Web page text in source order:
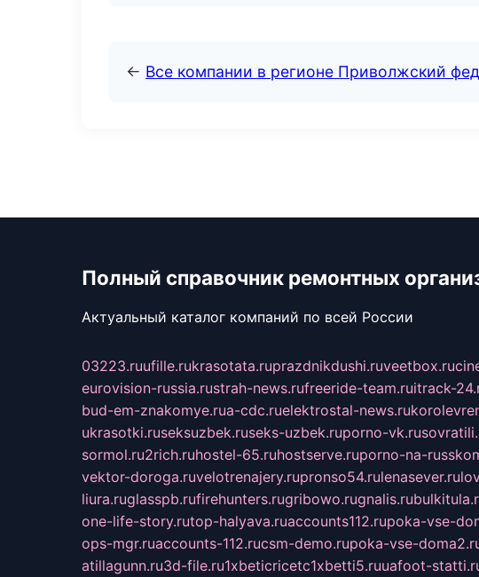
← Все компании в регионе Приволжский
Полный справочник ремонтных
Актуальный каталог компаний по всей России
03223.ruufille.rukrasotata.ruprazdnikdushi.ruveetbox.ru
eurovision-russia.rustrah-news.rufreeride-team.ruitrack-
bud-em-znakomye.rua-cdc.ruelektrostal-news.ru
ukrasotki.ruseksuzbek.ruseks-uzbek.ruporno-vk.ru
sormol.ru2rich.ruhostel-65.ruhostserve.ruporno-na-
vektor-doroga.ruvelotrenajery.rupronso54.rulenasever.ru
liura.ruglasspb.rufirehunters.rugribowo.rugnalis.ru
one-life-story.rutop-halyava.ruaccounts112.rupoka-vse-
ops-mgr.ruaccounts-112.rucsm-demo.rupoka-vse-
atillagunn.ru3d-file.ru1xbeticricetc1xbetti5.ruuafoot-